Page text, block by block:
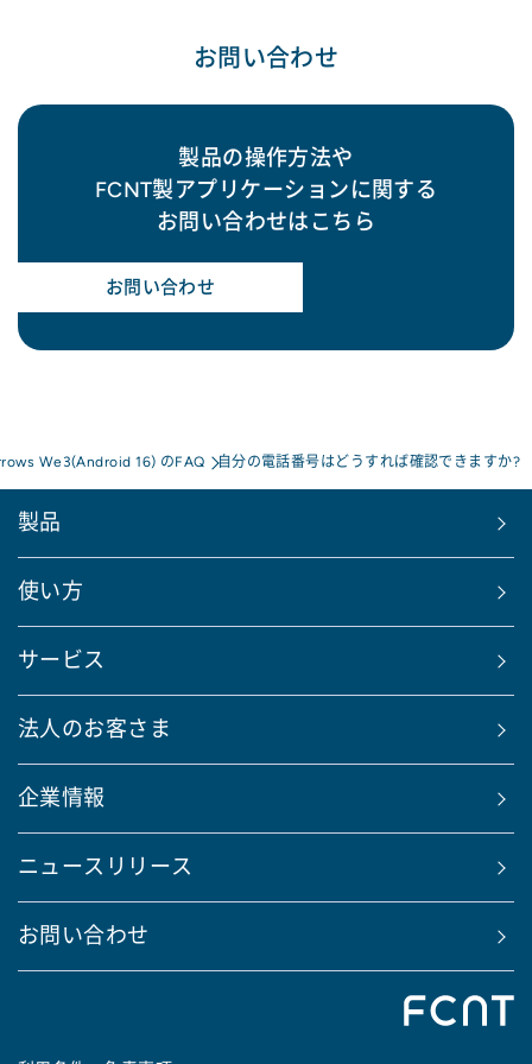
お問い合わせ
製品の操作方法や
FCNT製アプリケーションに関する
お問い合わせはこちら
お問い合わせ
We3(Android 16) のFAQ 自分の電話番号はどうすれば確認できますか?
製品
使い方
サービス
法人のお客さま
企業情報
ニュースリリース
お問い合わせ